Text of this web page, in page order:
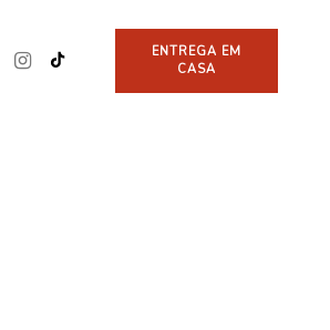
ENTREGA EM
CASA